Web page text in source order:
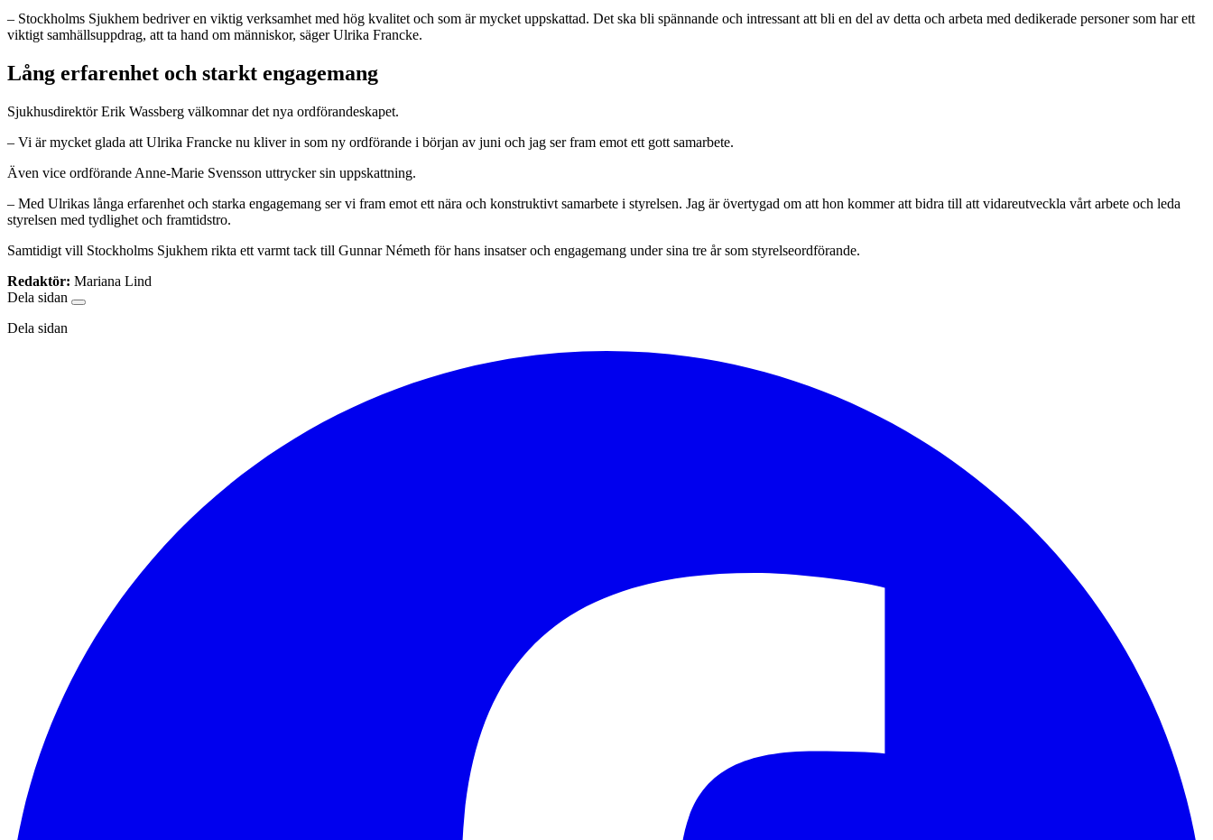
– Stockholms Sjukhem bedriver en viktig verksamhet med hög kvalitet och som är mycket uppskattad. Det ska bli spännande och intressant att bli en del av detta och arbeta med dedikerade personer som har ett
viktigt samhällsuppdrag, att ta hand om människor, säger Ulrika Francke.
Lång erfarenhet och starkt engagemang
Sjukhusdirektör Erik Wassberg välkomnar det nya ordförandeskapet.
– Vi är mycket glada att Ulrika Francke nu kliver in som ny ordförande i början av juni och jag ser fram emot ett gott samarbete.
Även vice ordförande Anne-Marie Svensson uttrycker sin uppskattning.
– Med Ulrikas långa erfarenhet och starka engagemang ser vi fram emot ett nära och konstruktivt samarbete i styrelsen. Jag är övertygad om att hon kommer att bidra till att vidareutveckla vårt arbete och leda
styrelsen med tydlighet och framtidstro.
Samtidigt vill Stockholms Sjukhem rikta ett varmt tack till Gunnar Németh för hans insatser och engagemang under sina tre år som styrelseordförande.
Redaktör: Mariana Lind
Dela sidan
Dela sidan